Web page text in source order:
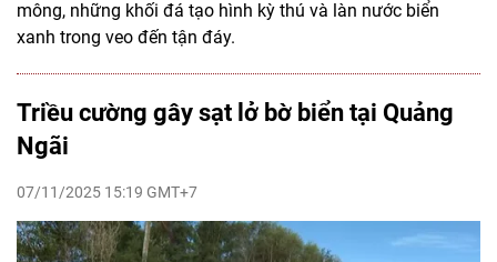
mông, những khối đá tạo hình kỳ thú và làn nước biển
xanh trong veo đến tận đáy.
Triều cường gây sạt lở bờ biển tại Quảng
Ngãi
07/11/2025 15:19 GMT+7